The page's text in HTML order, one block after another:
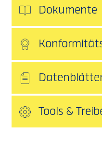
Dokumente
Tools &